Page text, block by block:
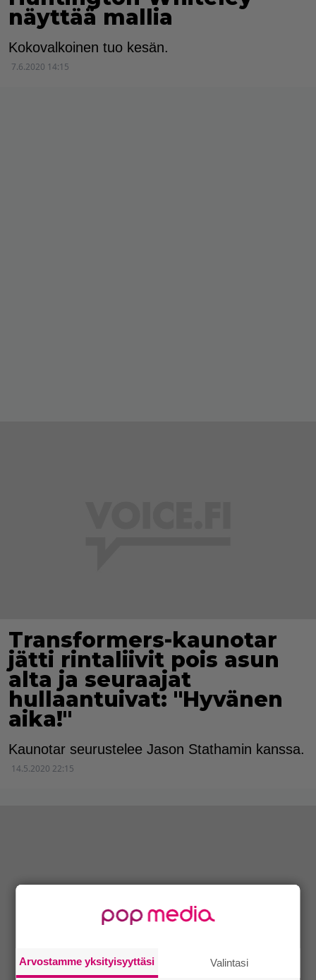
näyttää mallia
Kokovalkoinen tuo kesän.
7.6.2020 14:15
Transformers-kaunotar
jätti rintaliivit pois asun
alta ja seuraajat
hullaantuivat: "Hyvänen
aika!"
Kaunotar seurustelee Jason Stathamin kanssa.
14.5.2020 22:15
Arvostamme yksityisyyttäsi Valintasi